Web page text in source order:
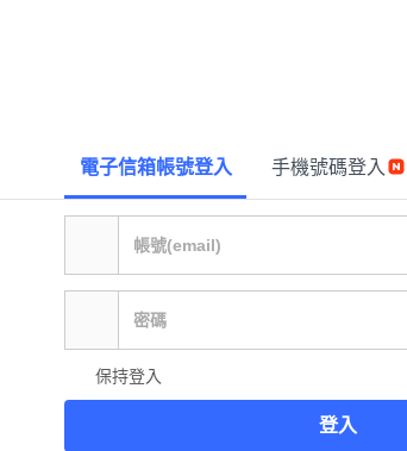
電子信箱帳號登入 手機號碼登入
保持登入
登入